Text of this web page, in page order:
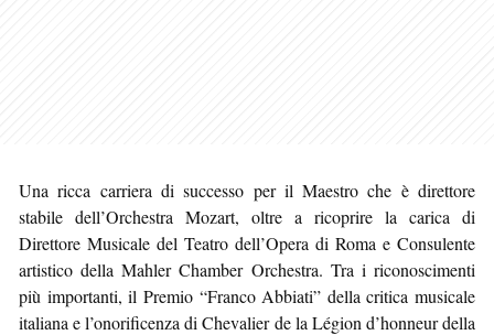
Una ricca carriera di successo per il Maestro che è direttore
stabile dell’Orchestra Mozart, oltre a ricoprire la carica di
Direttore Musicale del Teatro dell’Opera di Roma e Consulente
artistico della Mahler Chamber Orchestra. Tra i riconoscimenti
più importanti, il Premio “Franco Abbiati” della critica musicale
italiana e l’onorificenza di Chevalier de la Légion d’honneur della